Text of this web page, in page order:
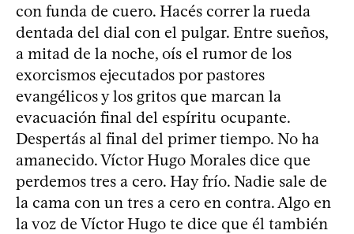
con funda de cuero. Hacés correr la rueda
dentada del dial con el pulgar. Entre sueños,
a mitad de la noche, oís el rumor de los
exorcismos ejecutados por pastores
evangélicos y los gritos que marcan la
evacuación final del espíritu ocupante.
Despertás al final del primer tiempo. No ha
amanecido. Víctor Hugo Morales dice que
perdemos tres a cero. Hay frío. Nadie sale de
la cama con un tres a cero en contra. Algo en
la voz de Víctor Hugo te dice que él también